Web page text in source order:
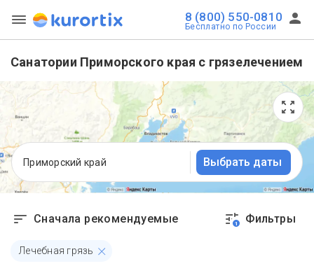
8 (800) 550-0810
Бесплатно по России
Санатории Приморского края с грязелечением
Приморский край Выбрать даты
Сначала рекомендуемые 1 Фильтры
Лечебная грязь